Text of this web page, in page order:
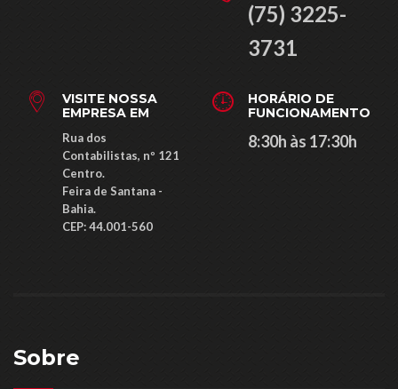
(75) 3225-
3731
VISITE NOSSA
EMPRESA EM
Rua dos
Contabilistas, nº 121
Centro.
Feira de Santana -
Bahia.
CEP: ​44.001-560
HORÁRIO DE
FUNCIONAMENTO
8:30h às 17:30h
Sobre